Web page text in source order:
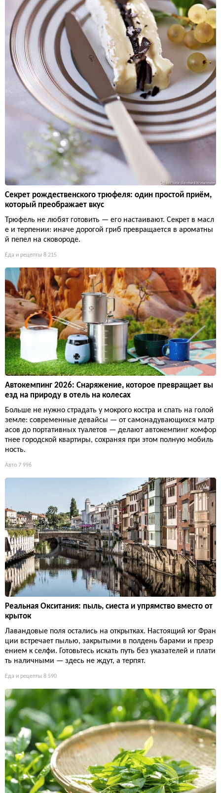
Секрет рождественского трюфеля: один простой приём,
который преображает вкус
Трюфель не любят готовить — его настаивают. Секрет в масл
е и терпении: иначе дорогой гриб превращается в ароматны
й пепел на сковороде.
Еда и рецепты 8 215
Автокемпинг 2026: Снаряжение, которое превращает вы
езд на природу в отель на колесах
Больше не нужно страдать у мокрого костра и спать на голой
земле: современные девайсы — от самонадувающихся матр
асов до портативных туалетов — делают автокемпинг комфор
тнее городской квартиры, сохраняя при этом полную мобиль
ность.
Авто 7 996
Реальная Окситания: пыль, сиеста и упрямство вместо от
крыток
Лавандовые поля остались на открытках. Настоящий юг Фран
ции встречает пылью, закрытыми в полдень барами и презр
ением к селфи. Готовьтесь искать путь без указателей и плати
ть наличными — здесь не ждут, а терпят.
Еда и рецепты 8 590